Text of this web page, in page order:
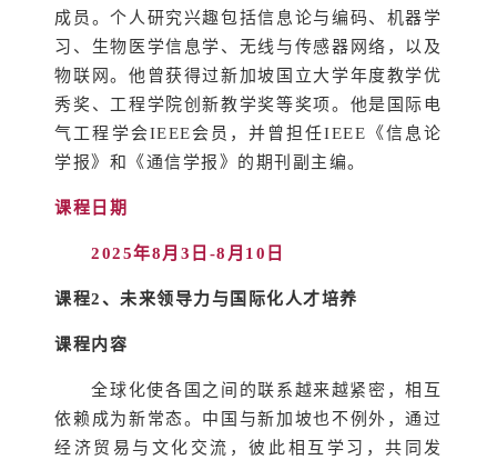
成员。个人研究兴趣包括信息论与编码、机器学
习、生物医学信息学、无线与传感器网络，以及
物联网。他曾获得过新加坡国立大学年度教学优
秀奖、工程学院创新教学奖等奖项。他是国际电
气工程学会IEEE会员，并曾担任IEEE《信息论
学报》和《通信学报》的期刊副主编。
课程日期
2025年8月3日-8月10日
课程2、未来领导力与国际化人才培养
课程内容
全球化使各国之间的联系越来越紧密，相互
依赖成为新常态。中国与新加坡也不例外，通过
经济贸易与文化交流，彼此相互学习，共同发